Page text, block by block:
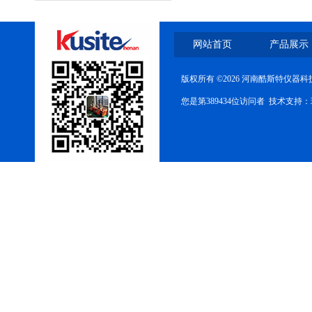
微型电弧炉
网站首页 产品展示
版权所有 ©2026 河南酷斯特仪器
您是第389434位访问者 技术支持：